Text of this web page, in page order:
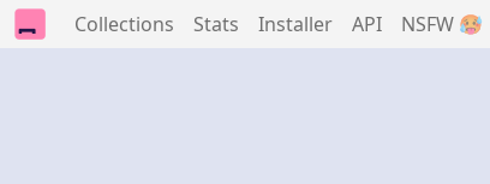
Collections Stats Installer API NSFW 🥵